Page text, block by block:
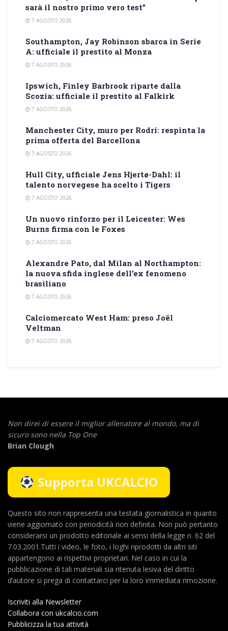
sarà il nostro primo vero test”
7 AGOSTO 2026
Southampton, Jay Robinson sbarca in Serie
A: ufficiale il prestito al Monza
7 AGOSTO 2026
Ipswich, Finley Barbrook riparte dalla
Scozia: ufficiale il prestito al Falkirk
7 AGOSTO 2026
Manchester City, muro per Rodri: respinta la
prima offerta del Barcellona
7 AGOSTO 2026
Hull City, ufficiale Jens Hjertø-Dahl: il
talento norvegese ha scelto i Tigers
7 AGOSTO 2026
Un nuovo rinforzo per il Leicester: Wes
Burns firma con le Foxes
7 AGOSTO 2026
Alexandre Pato, dal Milan al Northampton:
la nuova sfida inglese dell’ex fenomeno
brasiliano
7 AGOSTO 2026
Calciomercato West Ham: preso Joël
Veltman
7 AGOSTO 2026
Non direi di essere il miglior allenatore al mondo, ma di
sicuro sono nella Top One
Brian Clough
Supporta UKCALCIO
Questo sito non rappresenta una testata giornalistica in quanto
viene aggiornato con periodicità non definita. Non può pertanto
considerarsi un prodotto editoriale ai sensi della legge n. 62 del
7.03.2001.Tutti i video, le foto, i loghi riprodotti da altri siti
appartengono ai rispettivi proprietari. Nel caso in cui la
pubblicazione di tali materiali sia ritenuta lesiva del diritto
d’autore si prega di contattarci per la loro immediata rimozione.
Iscriviti alla Newsletter
Collabora con ukcalcio.com
Pubblicizza la tua attività